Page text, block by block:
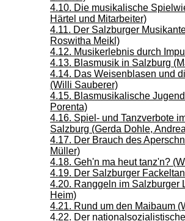
4.10. Die musikalische
Härtel und Mitarbeiter)
4.11. Der Salzburger
Roswitha Meikl)
4.12. Musikerlebnis durch
4.13. Blasmusik in Salzburg
4.14. Das Weisenblasen und
(Willi Sauberer)
4.15. Blasmusikalische
Porenta)
4.16. Spiel- und Tanzverbote
Salzburg (Gerda Dohle,
4.17. Der Brauch des
Müller)
4.18. Geh'n ma heut tanz'n?
4.19. Der Salzburger
4.20. Ranggeln im Salzburger
Heim)
4.21. Rund um den Maibaum
4.22. Der